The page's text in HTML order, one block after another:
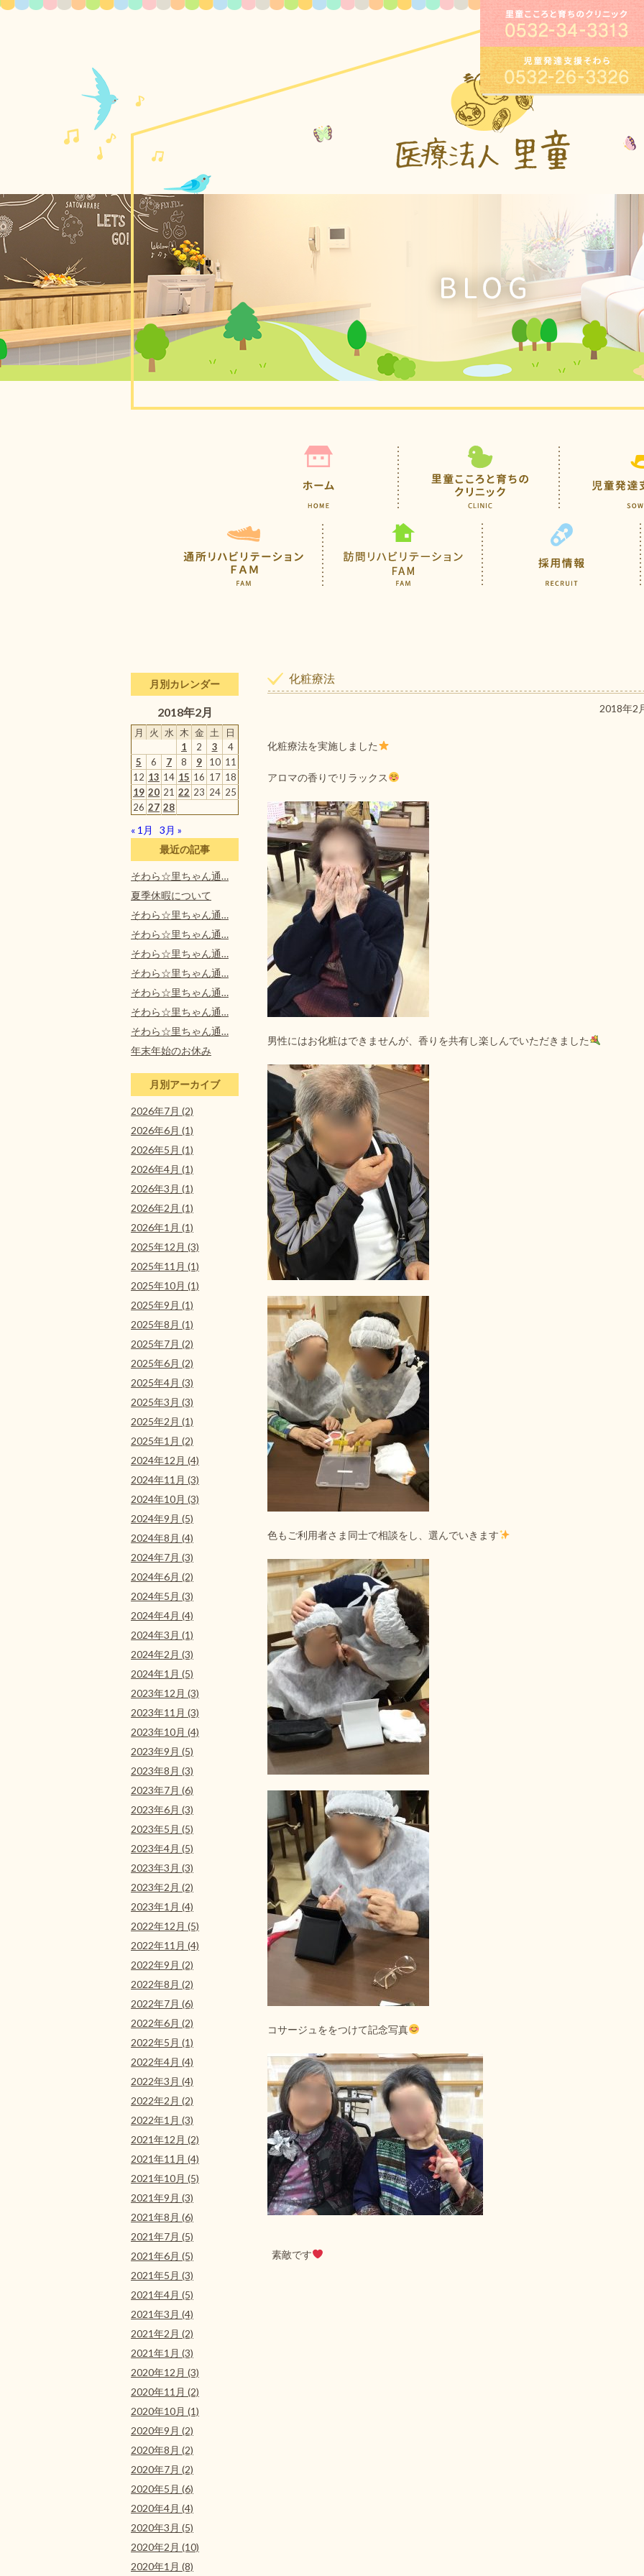
化粧療法
2018年2
化粧療法を実施しました
アロマの香りでリラックス
男性にはお化粧はできませんが、香りを共有し楽しんでいただきました
色もご利用者さま同士で相談をし、選んでいきます
コサージュををつけて記念写真
素敵です
月別カレンダー
2018年2月
月 火 水 木 金 土
日
1
2 3
4
5
6 7 8 9 10 11
12 13 14 15 16 17 18
19 20 21 22 23 24 25
26 27 28
« 1月
3月 »
最近の記事
そわら☆里ちゃん通…
夏季休暇について
そわら☆里ちゃん通…
そわら☆里ちゃん通…
そわら☆里ちゃん通…
そわら☆里ちゃん通…
そわら☆里ちゃん通…
そわら☆里ちゃん通…
そわら☆里ちゃん通…
年末年始のお休み
月別アーカイブ
2026年7月 (2)
2026年6月 (1)
2026年5月 (1)
2026年4月 (1)
2026年3月 (1)
2026年2月 (1)
2026年1月 (1)
2025年12月 (3)
2025年11月 (1)
2025年10月 (1)
2025年9月 (1)
2025年8月 (1)
2025年7月 (2)
2025年6月 (2)
2025年4月 (3)
2025年3月 (3)
2025年2月 (1)
2025年1月 (2)
2024年12月 (4)
2024年11月 (3)
2024年10月 (3)
2024年9月 (5)
2024年8月 (4)
2024年7月 (3)
2024年6月 (2)
2024年5月 (3)
2024年4月 (4)
2024年3月 (1)
2024年2月 (3)
2024年1月 (5)
2023年12月 (3)
2023年11月 (3)
2023年10月 (4)
2023年9月 (5)
2023年8月 (3)
2023年7月 (6)
2023年6月 (3)
2023年5月 (5)
2023年4月 (5)
2023年3月 (3)
2023年2月 (2)
2023年1月 (4)
2022年12月 (5)
2022年11月 (4)
2022年9月 (2)
2022年8月 (2)
2022年7月 (6)
2022年6月 (2)
2022年5月 (1)
2022年4月 (4)
2022年3月 (4)
2022年2月 (2)
2022年1月 (3)
2021年12月 (2)
2021年11月 (4)
2021年10月 (5)
2021年9月 (3)
2021年8月 (6)
2021年7月 (5)
2021年6月 (5)
2021年5月 (3)
2021年4月 (5)
2021年3月 (4)
2021年2月 (2)
2021年1月 (3)
2020年12月 (3)
2020年11月 (2)
2020年10月 (1)
2020年9月 (2)
2020年8月 (2)
2020年7月 (2)
2020年5月 (6)
2020年4月 (4)
2020年3月 (5)
2020年2月 (10)
2020年1月 (8)